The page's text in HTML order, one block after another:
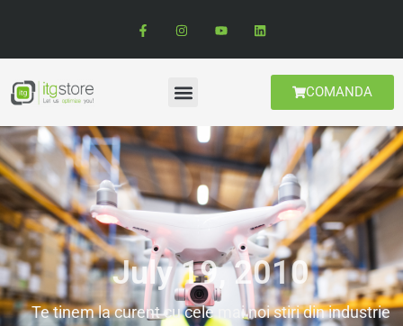
COMANDA
July 19, 2010
Te tinem la curent cu cele mai noi stiri din industrie